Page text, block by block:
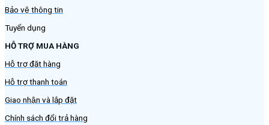
Bảo vệ thông tin
Tuyển dụng
HỖ TRỢ MUA HÀNG
Hỗ trợ đặt hàng
Hỗ trợ thanh toán
Giao nhận và lắp đặt
Chính sách đổi trả hàng